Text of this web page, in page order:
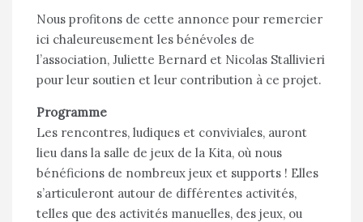
Nous profitons de cette annonce pour remercier
ici chaleureusement les bénévoles de
l’association, Juliette Bernard et Nicolas Stallivieri
pour leur soutien et leur contribution à ce projet.
Programme
Les rencontres, ludiques et conviviales, auront
lieu dans la salle de jeux de la Kita, où nous
bénéficions de nombreux jeux et supports ! Elles
s’articuleront autour de différentes activités,
telles que des activités manuelles, des jeux, ou